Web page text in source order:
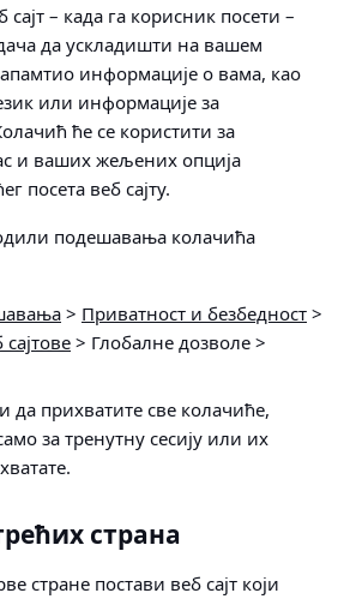
сајт – када га корисник посети –
да ускладишти на вашем
информације о вама, као
или информације за
ће се користити за
и ваших жељених опција
посета веб сајту.
подешавања колачића
> Приватност и безбедност >
> Глобалне дозволе >
да прихватите све колачиће,
за тренутну сесију или их
страна
стране постави веб сајт који